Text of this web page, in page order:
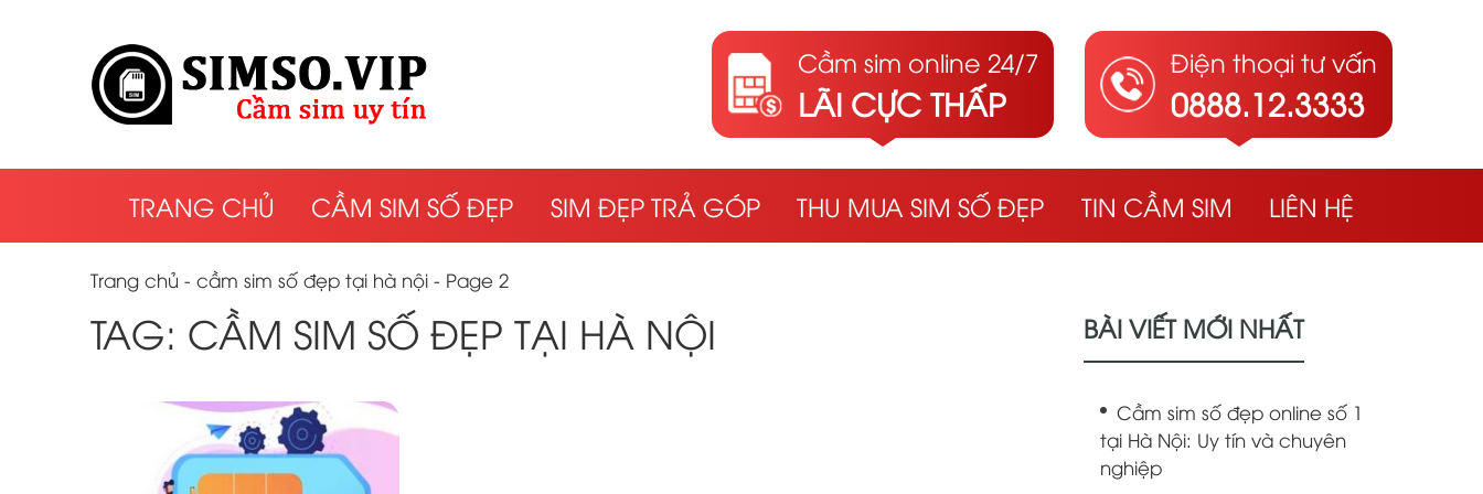
Cầm sim online 24/7
LÃI CỰC THẤP
Điện thoại tư vấn
0888.12.3333
TRANG CHỦ CẦM SIM SỐ ĐẸP SIM ĐẸP TRẢ GÓP THU MUA SIM SỐ ĐẸP TIN CẦM SIM LIÊN HỆ
Trang chủ - cầm sim số đẹp tại hà nội - Page 2
TAG: CẦM SIM SỐ ĐẸP TẠI HÀ NỘI BÀI VIẾT MỚI NHẤT
Cầm sim số đẹp online số 1
tại Hà Nội: Uy tín và chuyên
nghiệp